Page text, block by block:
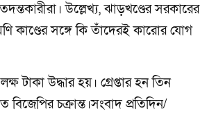
উল্লেখ্য, ঝাড়খণ্ডের সরকারের
কাণ্ডের সঙ্গে কি তাঁদেরই কারোর যোগ
টাকা উদ্ধার হয়। গ্রেপ্তার হন তিন
চক্রান্ত।সংবাদ প্রতিদিন/